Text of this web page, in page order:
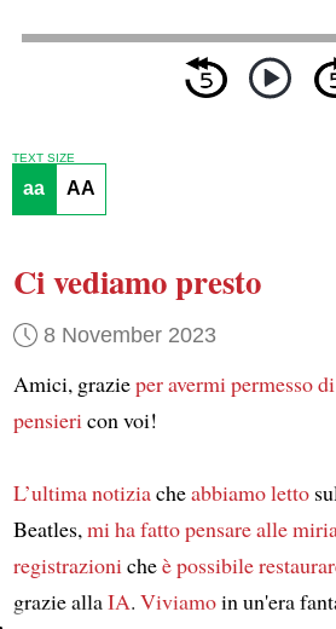
TEXT SIZE
aa AA
Ci vediamo presto
8 November 2023
Amici, grazieper avermi permesso
pensiericon voi!
L’ultima notiziacheabbiamo letto
Beatles,mi ha fatto pensarealle
registrazionicheè possibile
grazie allaIA. Viviamoin un'era